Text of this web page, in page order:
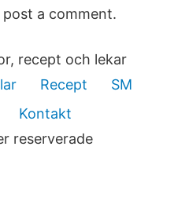
a comment.
recept och lekar
Recept
SM
Kontakt
reserverade